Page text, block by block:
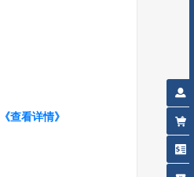
《查看详情》